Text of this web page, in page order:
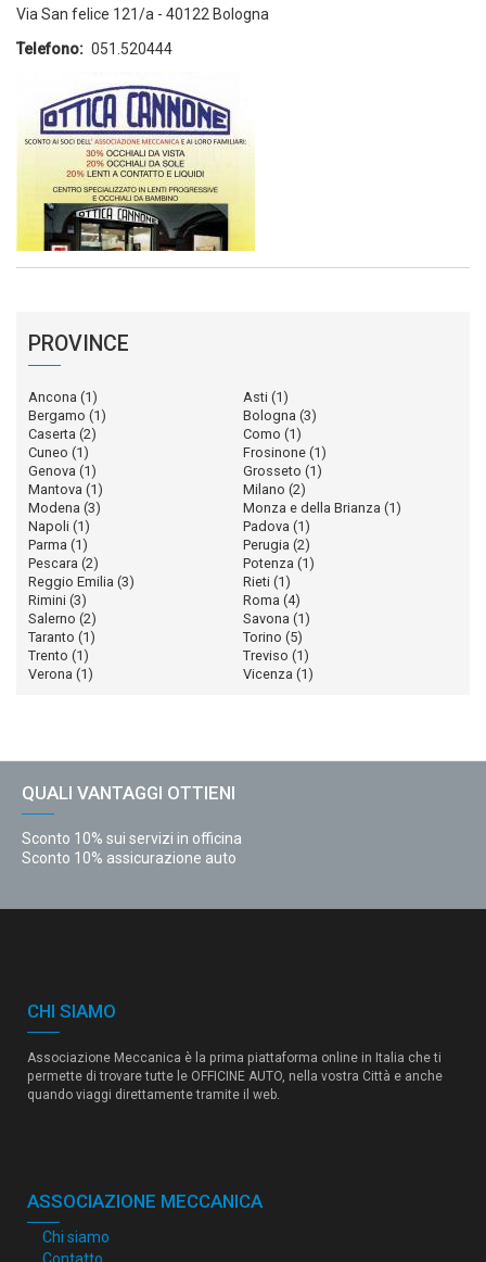
Via San felice 121/a - 40122 Bologna
Telefono
051.520444
PROVINCE
Ancona (1) Asti (1)
Bergamo (1) Bologna (3)
Caserta (2) Como (1)
Cuneo (1) Frosinone (1)
Genova (1) Grosseto (1)
Mantova (1) Milano (2)
Modena (3) Monza e della Brianza (1)
Napoli (1) Padova (1)
Parma (1) Perugia (2)
Pescara (2) Potenza (1)
Reggio Emilia (3) Rieti (1)
Rimini (3) Roma (4)
Salerno (2) Savona (1)
Taranto (1) Torino (5)
Trento (1) Treviso (1)
Verona (1) Vicenza (1)
QUALI VANTAGGI OTTIENI
Sconto 10% sui servizi in officina
Sconto 10% assicurazione auto
CHI SIAMO
Associazione Meccanica è la prima piattaforma online in Italia che ti
permette di trovare tutte le OFFICINE AUTO, nella vostra Città e anche
quando viaggi direttamente tramite il web.
ASSOCIAZIONE MECCANICA
Chi siamo